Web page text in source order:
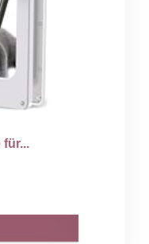
für...